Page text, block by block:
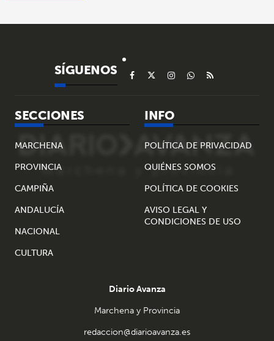
SÍGUENOS
SECCIONES
MARCHENA
PROVINCIA
CAMPIÑA
ANDALUCÍA
NACIONAL
CULTURA
INFO
POLÍTICA DE PRIVACIDAD
QUIÉNES SOMOS
POLÍTICA DE COOKIES
AVISO LEGAL Y
CONDICIONES DE USO
Diario Avanza
Marchena y Provincia
redaccion@diarioavanza.es